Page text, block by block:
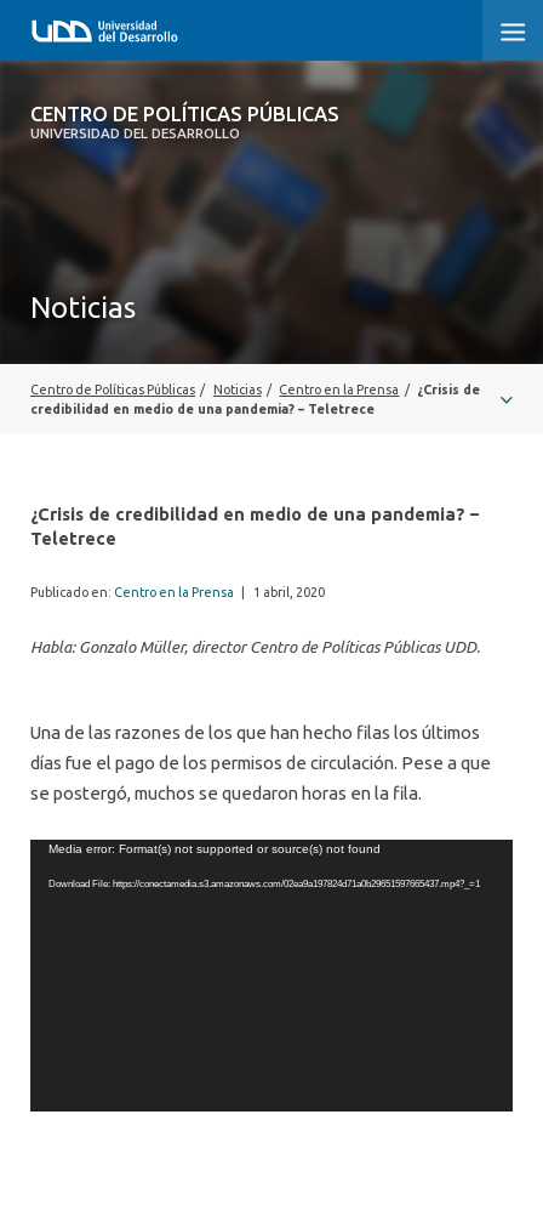
CENTRO DE POLÍTICAS PÚBLICAS
UNIVERSIDAD DEL DESARROLLO
CENTRO DE POLÍTICAS PÚBLICAS
DOCUMENTOS DE TRABAJO
Noticias
Centro de Políticas Públicas / Noticias / Centro en la Prensa /
¿Crisis de
credibilidad en medio de una pandemia? – Teletrece
¿Crisis de credibilidad en medio de una pandemia? –
Teletrece
Publicado en: Centro en la Prensa 1 abril, 2020
Habla: Gonzalo Müller, director Centro de Políticas Públicas UDD.
Una de las razones de los que han hecho filas los últimos
días fue el pago de los permisos de circulación. Pese a que
se postergó, muchos se quedaron horas en la fila.
Video
Media error: Format(s) not supported or source(s) not found
Download File: https://conectamedia.s3.amazonaws.com/02ea9a197824d71a0b29651597665437.mp4?_=1